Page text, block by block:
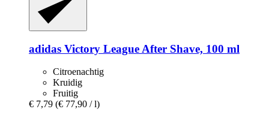
adidas Victory League After Shave, 100 ml
Citroenachtig
Kruidig
Fruitig
€ 7,79 (€ 77,90 / l)